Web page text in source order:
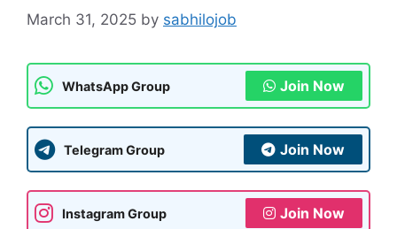
March 31, 2025 by sabhilojob
WhatsApp Group Join Now
Telegram Group Join Now
Instagram Group Join Now